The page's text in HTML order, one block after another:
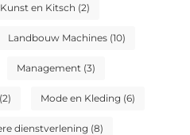
Kunst en Kitsch (2)
Landbouw Machines (10)
Management (3)
(2) Mode en Kleding (6)
dienstverlening (8)